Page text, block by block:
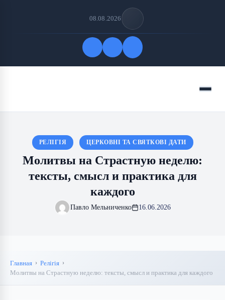
08.08.2026
Меню
РЕЛІГІЯ ЦЕРКОВНІ ТА СВЯТКОВІ ДАТИ
Молитвы на Страстную неделю:
тексты, смысл и практика для
каждого
Павло Мельниченко 16.06.2026
Главная
Релігія
Молитвы на Страстную неделю: тексты, смысл и практика для каждого